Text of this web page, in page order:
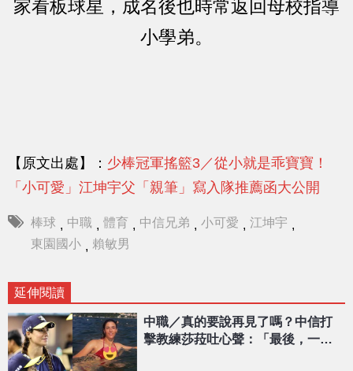
家看板球星，成名後也時常返回母校指導
小學弟。
【原文出處】： 少棒冠軍搖籃3／從小就是乖寶寶！
「小可愛」江坤宇父「親筆」寫入隊推薦函大公開
棒球 , 中職 , 體育 , 中信兄弟 , 小可愛 , 江坤宇 ,
東園國小 , 賴敏男
延伸閱讀
中職／真的要說再見了嗎？中信打
擊教練莎菈吐心聲：「最後，一切